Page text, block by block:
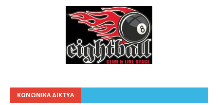
ΚΟΝΩΝΙΚΑ ΔΙΚΤΥΑ